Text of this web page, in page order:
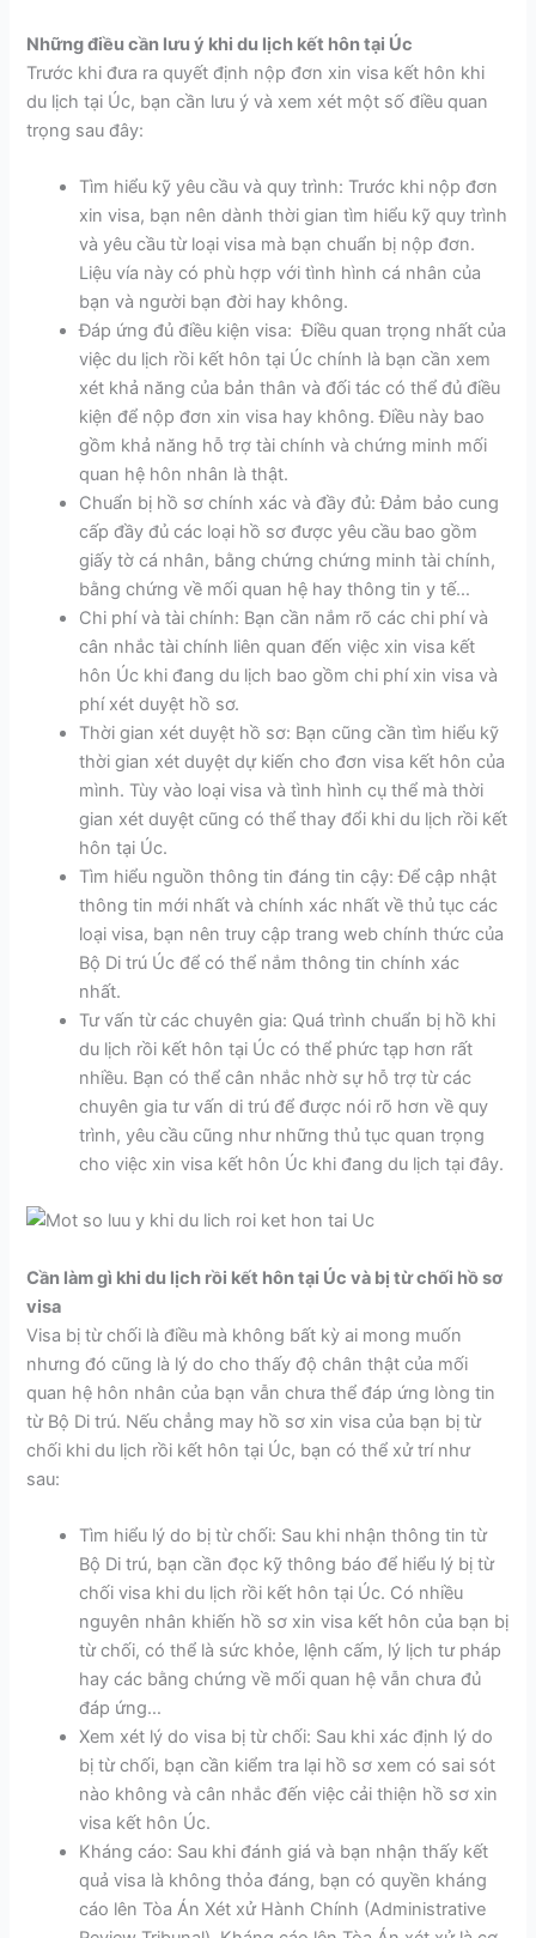
Những điều cần lưu ý khi du lịch kết hôn tại Úc
Trước khi đưa ra quyết định nộp đơn xin visa kết hôn khi
du lịch tại Úc, bạn cần lưu ý và xem xét một số điều quan
trọng sau đây:
Tìm hiểu kỹ yêu cầu và quy trình: Trước khi nộp đơn
xin visa, bạn nên dành thời gian tìm hiểu kỹ quy trình
và yêu cầu từ loại visa mà bạn chuẩn bị nộp đơn.
Liệu vía này có phù hợp với tình hình cá nhân của
bạn và người bạn đời hay không.
Đáp ứng đủ điều kiện visa: Điều quan trọng nhất của
việc du lịch rồi kết hôn tại Úc chính là bạn cần xem
xét khả năng của bản thân và đối tác có thể đủ điều
kiện để nộp đơn xin visa hay không. Điều này bao
gồm khả năng hỗ trợ tài chính và chứng minh mối
quan hệ hôn nhân là thật.
Chuẩn bị hồ sơ chính xác và đầy đủ: Đảm bảo cung
cấp đầy đủ các loại hồ sơ được yêu cầu bao gồm
giấy tờ cá nhân, bằng chứng chứng minh tài chính,
bằng chứng về mối quan hệ hay thông tin y tế…
Chi phí và tài chính: Bạn cần nắm rõ các chi phí và
cân nhắc tài chính liên quan đến việc xin visa kết
hôn Úc khi đang du lịch bao gồm chi phí xin visa và
phí xét duyệt hồ sơ.
Thời gian xét duyệt hồ sơ: Bạn cũng cần tìm hiểu kỹ
thời gian xét duyệt dự kiến cho đơn visa kết hôn của
mình. Tùy vào loại visa và tình hình cụ thể mà thời
gian xét duyệt cũng có thể thay đổi khi du lịch rồi kết
hôn tại Úc.
Tìm hiểu nguồn thông tin đáng tin cậy: Để cập nhật
thông tin mới nhất và chính xác nhất về thủ tục các
loại visa, bạn nên truy cập trang web chính thức của
Bộ Di trú Úc để có thể nắm thông tin chính xác
nhất.
Tư vấn từ các chuyên gia: Quá trình chuẩn bị hồ khi
du lịch rồi kết hôn tại Úc có thể phức tạp hơn rất
nhiều. Bạn có thể cân nhắc nhờ sự hỗ trợ từ các
chuyên gia tư vấn di trú để được nói rõ hơn về quy
trình, yêu cầu cũng như những thủ tục quan trọng
cho việc xin visa kết hôn Úc khi đang du lịch tại đây.
Cần làm gì khi du lịch rồi kết hôn tại Úc và bị từ chối hồ sơ
visa
Visa bị từ chối là điều mà không bất kỳ ai mong muốn
nhưng đó cũng là lý do cho thấy độ chân thật của mối
quan hệ hôn nhân của bạn vẫn chưa thể đáp ứng lòng tin
từ Bộ Di trú. Nếu chẳng may hồ sơ xin visa của bạn bị từ
chối khi du lịch rồi kết hôn tại Úc, bạn có thể xử trí như
sau:
Tìm hiểu lý do bị từ chối: Sau khi nhận thông tin từ
Bộ Di trú, bạn cần đọc kỹ thông báo để hiểu lý bị từ
chối visa khi du lịch rồi kết hôn tại Úc. Có nhiều
nguyên nhân khiến hồ sơ xin visa kết hôn của bạn bị
từ chối, có thể là sức khỏe, lệnh cấm, lý lịch tư pháp
hay các bằng chứng về mối quan hệ vẫn chưa đủ
đáp ứng…
Xem xét lý do visa bị từ chối: Sau khi xác định lý do
bị từ chối, bạn cần kiểm tra lại hồ sơ xem có sai sót
nào không và cân nhắc đến việc cải thiện hồ sơ xin
visa kết hôn Úc.
Kháng cáo: Sau khi đánh giá và bạn nhận thấy kết
quả visa là không thỏa đáng, bạn có quyền kháng
cáo lên Tòa Án Xét xử Hành Chính (Administrative